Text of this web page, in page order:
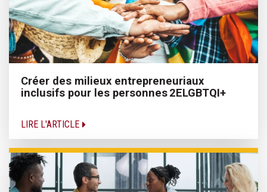
Créer des milieux entrepreneuriaux
inclusifs pour les personnes 2ELGBTQI+
LIRE L'ARTICLE